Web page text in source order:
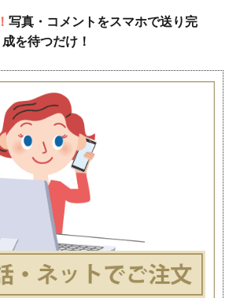
写真・コメントをスマホで送り完
成を待つだけ！